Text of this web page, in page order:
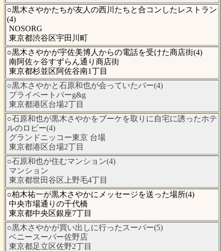
○黒木さやかたちが友人の西川たちと合コンしたレストラン
(4)
NOSORG
東京都渋谷区宇田川町
○黒木さやかが宇佐美博人からの電話を受けた商店街(4)
南阿佐ヶ谷すずらん通り商店街
東京都杉並区阿佐谷南1丁目
○黒木さやかと石原和也が会っていたバー(4)
プライベートバーg&g
東京都港区台場2丁目
○石原和也が黒木さやかをブーケを取りに自宅に誘ったホテ
ルのロビー(4)
グランドニッコー東京 台場
東京都港区台場2丁目
○石原和也が住むマンション(4)
マンション
東京都世田谷区上野毛4丁目
○柏木祐一が黒木さやかにメッセージを送った場所(4)
中央市場通りの千代橋
東京都中央区銀座7丁目
○黒木さやかが買い出しに行ったスーパー(5)
ベニースーパー佐野店
東京都足立区佐野2丁目